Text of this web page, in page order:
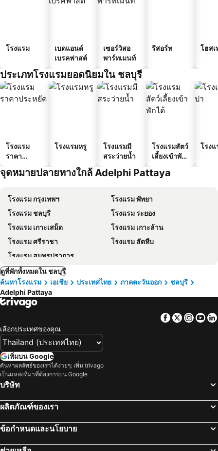
โรงแรม
เบดแอนด์
เบรคฟาสต์
เซอร์วิสอ
พาร์ทเมนท์
รีสอร์ท โฮสเ
ประเภทโรงแรมยอดนิยมใน ชลบุรี
โรงแรม
ราคา
โรงแรมหรู
โรงแรมมี
สระว่ายน้ำ
โรงแรมสัตว์
เลี้ยงเข้าพัก
โรง
จุดหมายปลายทางใกล้ Adelphi Pattaya
โรงแรม กรุงเทพฯ
โรงแรม พัทยา
โรงแรม ชลบุรี
โรงแรม ระยอง
โรงแรม เกาะเสม็ด
โรงแรม เกาะล้าน
โรงแรม ศรีราชา
โรงแรม สัตหีบ
โรงแรม สมุทรปราการ
ดูที่พักทั้งหมดใน ชลบุรี
ค้นหาโรงแรม
เอเชีย ประเทศไทย ภาคตะวันออก
ชลบุรี
Adelphi Pattaya
Facebook
Twitter
เลือกประเทศของคุณ
เพิ่มบน Google
ค้นหาผลลัพธ์ของเราได้ง่ายๆ: เพิ่ม trivago
เป็นแหล่งที่มาที่ต้องการบน Google
บริษัท
ผลิตภัณฑ์ของเรา
ข้อกำหนดและนโยบาย